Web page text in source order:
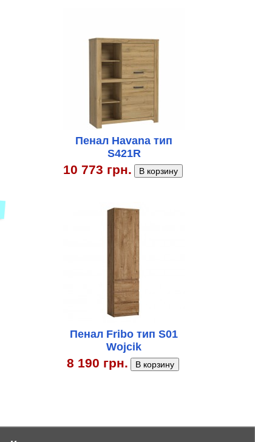
Пенал Havana тип
S421R
10 773 грн.
Пенал Fribo тип S01
Wojcik
8 190 грн.